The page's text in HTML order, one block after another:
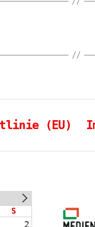
(EU)
S
2